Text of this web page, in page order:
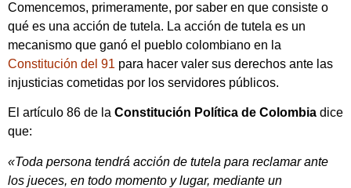
Comencemos, primeramente, por saber en que consiste o
qué es una acción de tutela. La acción de tutela es un
mecanismo que ganó el pueblo colombiano en la
Constitución del 91 para hacer valer sus derechos ante las
injusticias cometidas por los servidores públicos.
El artículo 86 de la Constitución Política de Colombia dice
que:
«Toda persona tendrá acción de tutela para reclamar ante
los jueces, en todo momento y lugar, mediante un